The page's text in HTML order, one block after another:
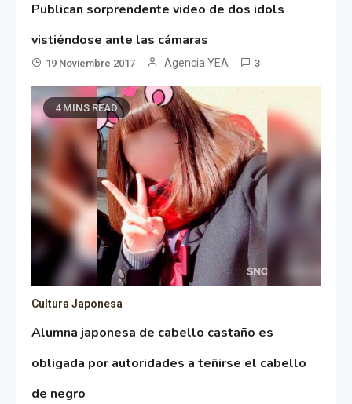
Publican sorprendente video de dos idols
vistiéndose ante las cámaras
19 Noviembre 2017 Agencia YEA 3
4 MINS READ
Cultura Japonesa
Alumna japonesa de cabello castaño es
obligada por autoridades a teñirse el cabello
de negro